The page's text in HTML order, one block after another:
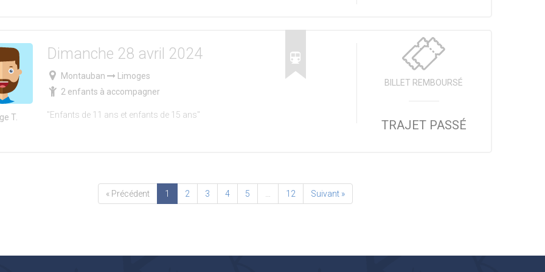
T.
Dimanche 28 avril 2024
Montauban
Limoges
2 enfants à accompagner
"Enfants de 11 ans et enfants de 15 ans"
BILLET REMBOURSÉ
TRAJET PASSÉ
« Précédent 1 2 3 4 5 12 Suivant »